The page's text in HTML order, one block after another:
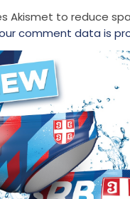
Akismet to reduce
comment data is